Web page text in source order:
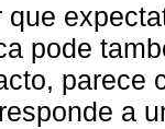
que
pode
parece
a